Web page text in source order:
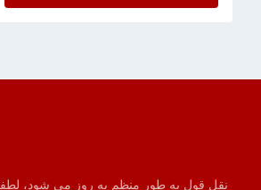
نقل قول به طور منظم به روز می شود، لطفا